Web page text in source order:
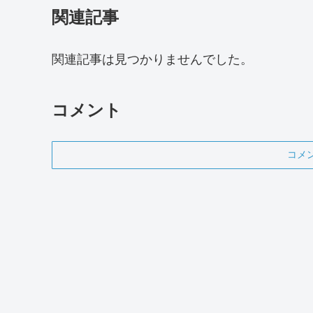
関連記事
関連記事は見つかりませんでした。
コメント
コメ